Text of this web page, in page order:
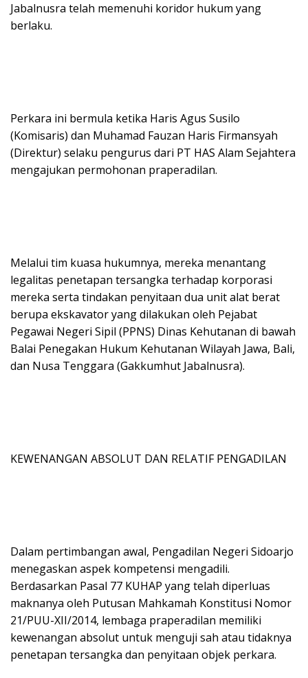
Jabalnusra telah memenuhi koridor hukum yang
berlaku.
Perkara ini bermula ketika Haris Agus Susilo
(Komisaris) dan Muhamad Fauzan Haris Firmansyah
(Direktur) selaku pengurus dari PT HAS Alam Sejahtera
mengajukan permohonan praperadilan.
Melalui tim kuasa hukumnya, mereka menantang
legalitas penetapan tersangka terhadap korporasi
mereka serta tindakan penyitaan dua unit alat berat
berupa ekskavator yang dilakukan oleh Pejabat
Pegawai Negeri Sipil (PPNS) Dinas Kehutanan di bawah
Balai Penegakan Hukum Kehutanan Wilayah Jawa, Bali,
dan Nusa Tenggara (Gakkumhut Jabalnusra).
KEWENANGAN ABSOLUT DAN RELATIF PENGADILAN
Dalam pertimbangan awal, Pengadilan Negeri Sidoarjo
menegaskan aspek kompetensi mengadili.
Berdasarkan Pasal 77 KUHAP yang telah diperluas
maknanya oleh Putusan Mahkamah Konstitusi Nomor
21/PUU-XII/2014, lembaga praperadilan memiliki
kewenangan absolut untuk menguji sah atau tidaknya
penetapan tersangka dan penyitaan objek perkara.